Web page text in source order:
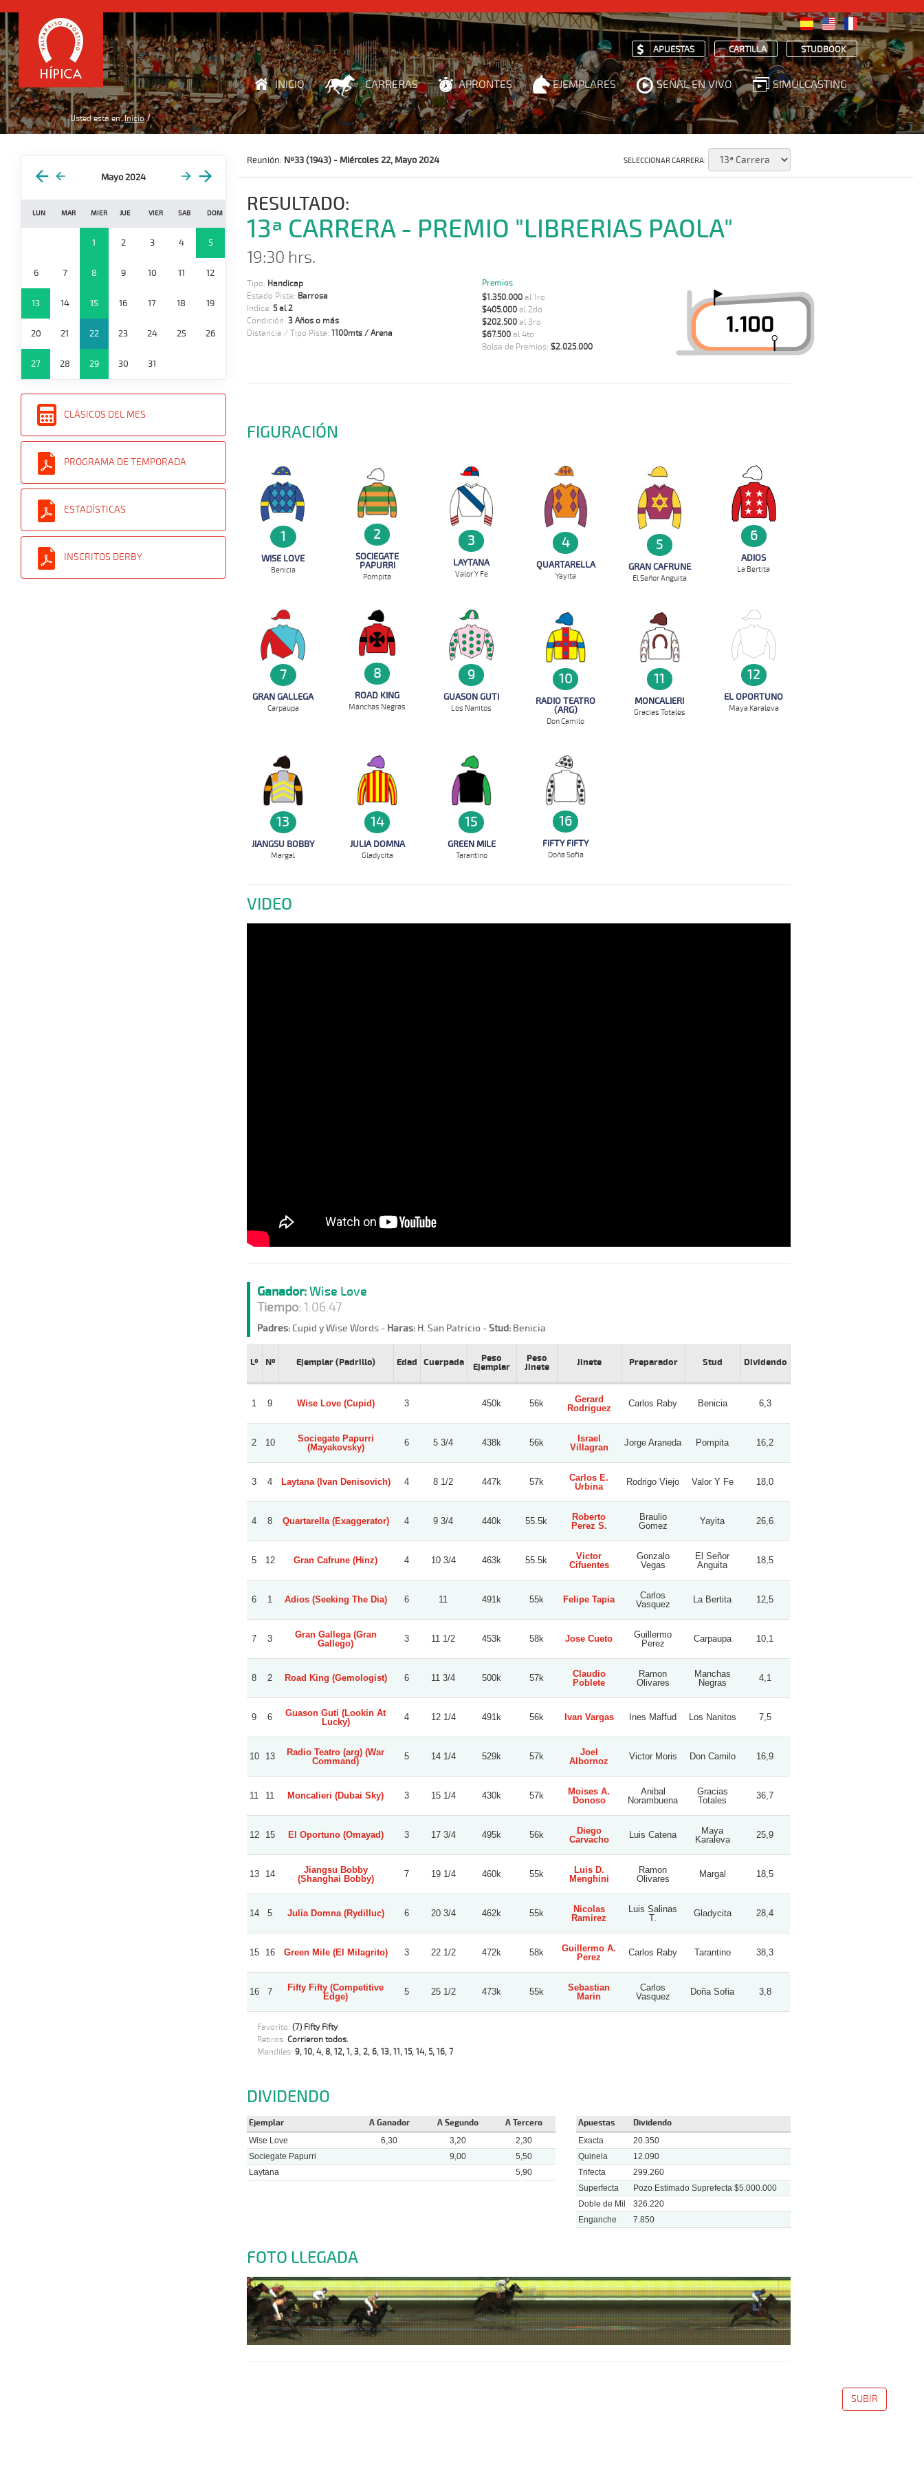
APUESTAS CARTILLA STUDBOOK
INICIO CARRERAS APRONTES EJEMPLARES SEÑAL EN VIVO SIMULCASTING
Usted está en: Inicio
Mayo 2024
LUN MAR MIER JUE VIER SAB DOM
1 2 3 4 5
6 7 8 9 10 11 12
13 14 15 16 17 18 19
20 21 22 23 24 25 26
27 28 29 30 31
CLÁSICOS DEL MES
PROGRAMA DE TEMPORADA
ESTADÍSTICAS
INSCRITOS DERBY
Reunión: Nº33 (1943) - Miércoles 22, Mayo 2024 SELECCIONAR CARRERA:
RESULTADO:
13ª CARRERA - PREMIO "LIBRERIAS PAOLA"
19:30 hrs.
Tipo: Handicap
Estado Pista: Barrosa
Indice: 5 al 2
Condición: 3 Años o más
Distancia / Tipo Pista: 1100mts / Arena
Premios
$1.350.000al 1ro
$405.000al 2do
$202.500al 3ro
$67.500al 4to
Bolsa de Premios: $2.025.000
FIGURACIÓN
1
WISE LOVE
Benicia
2
SOCIEGATE
PAPURRI
Pompita
3
LAYTANA
Valor Y Fe
4
QUARTARELLA
Yayita
5
GRAN CAFRUNE
El Señor Anguita
6
ADIOS
La Bertita
7
GRAN GALLEGA
Carpaupa
8
ROAD KING
Manchas Negras
9
GUASON GUTI
Los Nanitos
10
RADIO TEATRO
(ARG)
Don Camilo
11
MONCALIERI
Gracias Totales
12
EL OPORTUNO
Maya Karaleva
13
JIANGSU BOBBY
Margal
14
JULIA DOMNA
Gladycita
15
GREEN MILE
Tarantino
16
FIFTY FIFTY
Doña Sofia
VIDEO
Ganador:Wise Love
Tiempo:1:06.47
Padres:Cupid y Wise Words - Haras:H. San Patricio -Stud:Benicia
Lº Nº Ejemplar (Padrillo) Edad Cuerpada
Peso
Ejemplar
Peso
Jinete
Jinete Preparador Stud Dividendo
1 9 Wise Love (Cupid) 3 450k 56k
Gerard
Rodriguez
Carlos Raby Benicia 6,3
2 10
Sociegate Papurri
(Mayakovsky)
6 5 3/4 438k 56k
Israel
Villagran
Jorge Araneda Pompita 16,2
3 4 Laytana (Ivan Denisovich) 4 8 1/2 447k 57k
Carlos E.
Urbina
Rodrigo Viejo Valor Y Fe 18,0
4 8 Quartarella (Exaggerator) 4 9 3/4 440k 55.5k
Roberto
Perez S.
Braulio
Gomez
Yayita 26,6
5 12 Gran Cafrune (Hinz) 4 10 3/4 463k 55.5k
Victor
Cifuentes
Gonzalo
Vegas
El Señor
Anguita
18,5
6 1 Adios (Seeking The Dia) 6 11 491k 55k Felipe Tapia
Carlos
Vasquez
La Bertita 12,5
7 3
Gran Gallega (Gran
Gallego)
3 11 1/2 453k 58k Jose Cueto
Guillermo
Perez
Carpaupa 10,1
8 2 Road King (Gemologist) 6 11 3/4 500k 57k
Claudio
Poblete
Ramon
Olivares
Manchas
Negras
4,1
9 6
Guason Guti (Lookin At
Lucky)
4 12 1/4 491k 56k Ivan Vargas Ines Maffud Los Nanitos 7,5
10 13
Radio Teatro (arg) (War
Command)
5 14 1/4 529k 57k
Joel
Albornoz
Victor Moris Don Camilo 16,9
11 11 Moncalieri (Dubai Sky) 3 15 1/4 430k 57k
Moises A.
Donoso
Anibal
Norambuena
Gracias
Totales
36,7
12 15 El Oportuno (Omayad) 3 17 3/4 495k 56k
Diego
Carvacho
Luis Catena
Maya
Karaleva
25,9
13 14
Jiangsu Bobby
(Shanghai Bobby)
7 19 1/4 460k 55k
Luis D.
Menghini
Ramon
Olivares
Margal 18,5
14 5 Julia Domna (Rydilluc) 6 20 3/4 462k 55k
Nicolas
Ramirez
Luis Salinas
T.
Gladycita 28,4
15 16 Green Mile (El Milagrito) 3 22 1/2 472k 58k
Guillermo A.
Perez
Carlos Raby Tarantino 38,3
16 7
Fifty Fifty (Competitive
Edge)
5 25 1/2 473k 55k
Sebastian
Marin
Carlos
Vasquez
Doña Sofia 3,8
Favorito: (7) Fifty Fifty
Retiros: Corrieron todos.
Mandiles: 9, 10, 4, 8, 12, 1, 3, 2, 6, 13, 11, 15, 14, 5, 16, 7
DIVIDENDO
Ejemplar A Ganador A Segundo A Tercero
Wise Love 6,30 3,20
2,30
Sociegate Papurri
9,00
5,50
Laytana
5,90
Apuestas Dividendo
Exacta
20.350
Quinela
12.090
Trifecta
299.260
Superfecta
Pozo Estimado Suprefecta $5.000.000
Doble de Mil
326.220
Enganche
7.850
FOTO LLEGADA
SUBIR